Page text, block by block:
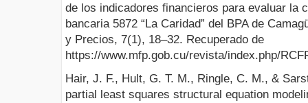
de los indicadores financieros para evaluar la
bancaria 5872 “La Caridad” del BPA de
y Precios, 7(1), 18–32. Recuperado de
https://www.mfp.gob.cu/revista/index.php/
Hair, J. F., Hult, G. T. M., Ringle, C. M., &
partial least squares structural equation